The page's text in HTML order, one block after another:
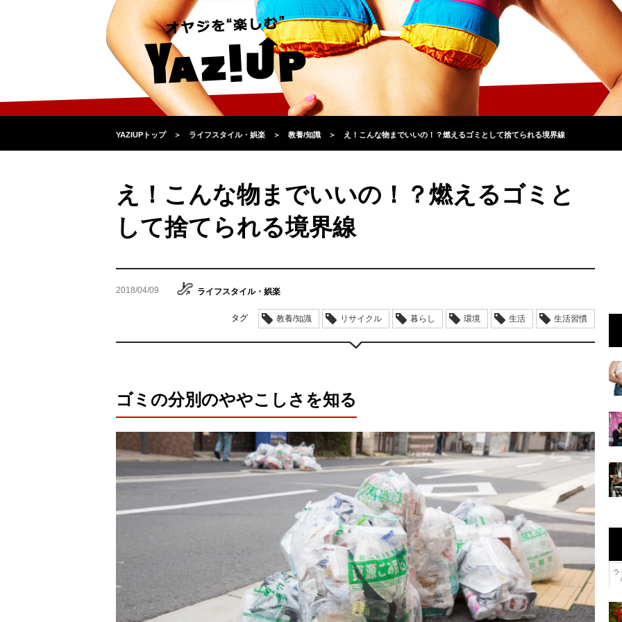
YAZIUPトップ ＞ ライフスタイル・娯楽 ＞ 教養/知識 ＞ え！こんな物までいいの！？燃えるゴミとして捨てられる境界線
え！こんな物までいいの！？燃えるゴミと
して捨てられる境界線
2018/04/09 ライフスタイル・娯楽
タグ 教養/知識 リサイクル 暮らし 環境 生活 生活習慣
ゴミの分別のややこしさを知る
ラ